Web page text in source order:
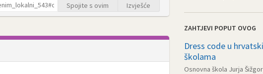
Spojite s ovim Izvješće
ZAHTJEVI POPUT OVOG
Dress code u
školama
Osnovna škola Jurja